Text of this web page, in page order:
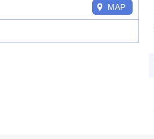
MAP